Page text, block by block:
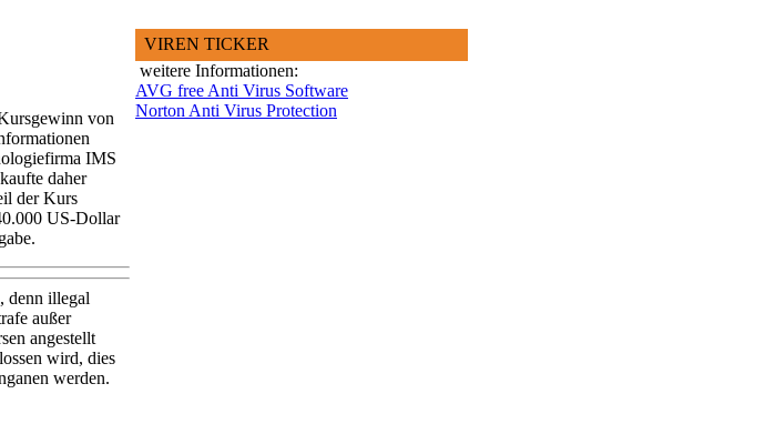
von
IMS
daher
der Kurs
US-Dollar
denn illegal
außer
angestellt
wird, dies
werden.
VIREN TICKER
weitere Informationen:
AVG free Anti Virus Software
Norton Anti Virus Protection